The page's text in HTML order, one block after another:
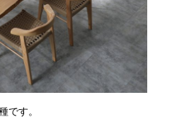
です。